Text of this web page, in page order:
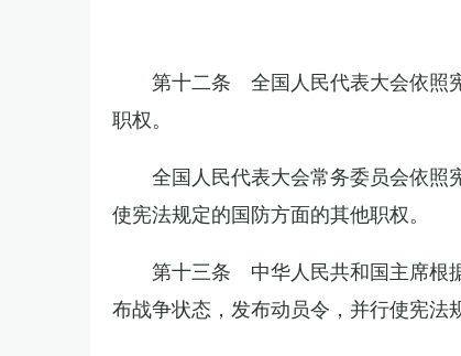
第十二条 全国人民代表大会依照
职权。
全国人民代表大会常务委员会依照
使宪法规定的国防方面的其他职权。
第十三条 中华人民共和国主席根
布战争状态，发布动员令，并行使宪法